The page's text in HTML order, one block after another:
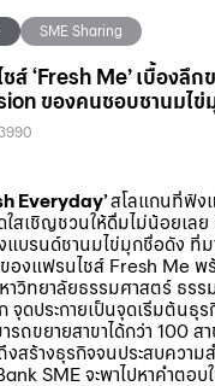
SME Sharing
ส์ ‘Fresh Me’ เบื้องลึ
ของคนชอบชานมไข่
Everyday’สโลแกนที่ฟัง
สเชิญชวนให้ดื่มไม่น้อยเล
บรนด์ชานมไข่มุกชื่อดัง ที่มา
ของแฟรนไชส์ Fresh Me
หาวิทยาลัยธรรมศาสตร์ ธร
จุดประกายเป็นจุดเริ่มต้นธุ
ถขยายสาขาได้กว่า 100 สา
งสร้างธุรกิจจนประสบความ
SME จะพาไปหาคำตอ